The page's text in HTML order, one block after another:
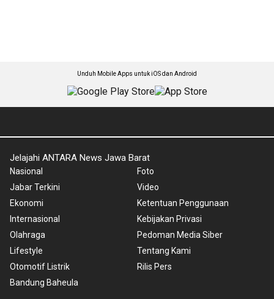
Unduh Mobile Apps untuk iOS dan Android
Jelajahi ANTARA News Jawa Barat
Nasional
Jabar Terkini
Ekonomi
Internasional
Olahraga
Lifestyle
Otomotif Listrik
Bandung Baheula
Foto
Video
Ketentuan Penggunaan
Kebijakan Privasi
Pedoman Media Siber
Tentang Kami
Rilis Pers